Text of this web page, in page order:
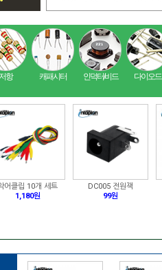
항 캐패시터 인덕터/비드 다이오드
어클립 10개 세트
1,180원
DC005 전원잭
99원